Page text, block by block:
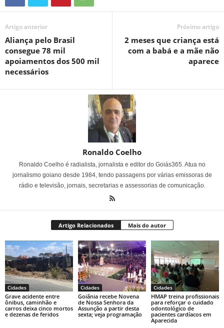
Artigo anterior
Aliança pelo Brasil
consegue 78 mil
apoiamentos dos 500 mil
necessários
Próximo artigo
2 meses que criança está
com a babá e a mãe não
aparece
Ronaldo Coelho
Ronaldo Coelho é radialista, jornalista e editor do Goiás365. Atua no
jornalismo goiano desde 1984, tendo passagens por várias emissoras de
rádio e televisão, jornais, secretarias e assessorias de comunicação.
Artigo Relacionados Mais do autor
Cidades
Grave acidente entre
ônibus, caminhão e
carros deixa cinco mortos
e dezenas de feridos
Cidades
Goiânia recebe Novena
de Nossa Senhora da
Assunção a partir desta
sexta; veja programação
Cidades
HMAP treina profissionais
para reforçar o cuidado
odontológico de
pacientes cardíacos em
Aparecida